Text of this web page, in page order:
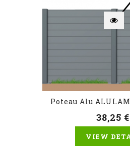
Poteau Alu
38,25 €
VIEW